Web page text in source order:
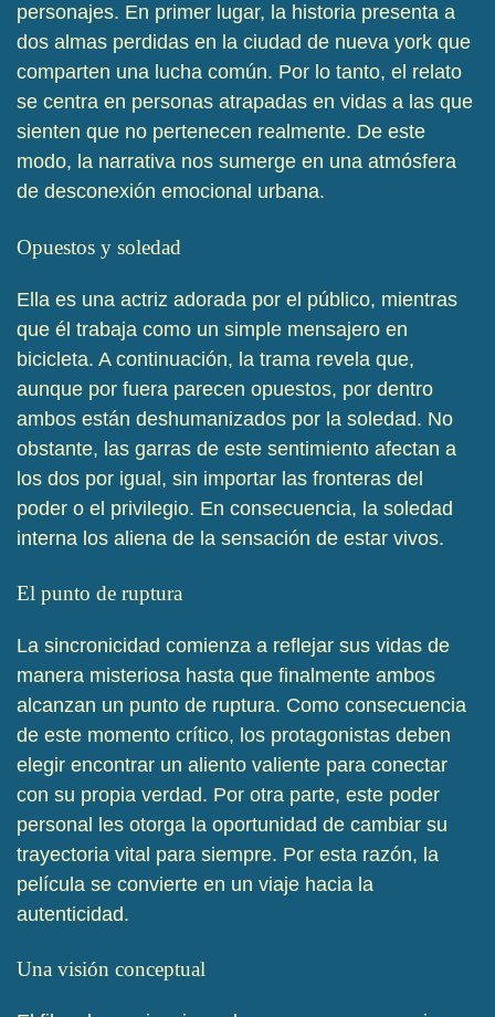
personajes. En primer lugar, la historia presenta a
dos almas perdidas en la ciudad de nueva york que
comparten una lucha común. Por lo tanto, el relato
se centra en personas atrapadas en vidas a las que
sienten que no pertenecen realmente. De este
modo, la narrativa nos sumerge en una atmósfera
de desconexión emocional urbana.
Opuestos y soledad
Ella es una actriz adorada por el público, mientras
que él trabaja como un simple mensajero en
bicicleta. A continuación, la trama revela que,
aunque por fuera parecen opuestos, por dentro
ambos están deshumanizados por la soledad. No
obstante, las garras de este sentimiento afectan a
los dos por igual, sin importar las fronteras del
poder o el privilegio. En consecuencia, la soledad
interna los aliena de la sensación de estar vivos.
El punto de ruptura
La sincronicidad comienza a reflejar sus vidas de
manera misteriosa hasta que finalmente ambos
alcanzan un punto de ruptura. Como consecuencia
de este momento crítico, los protagonistas deben
elegir encontrar un aliento valiente para conectar
con su propia verdad. Por otra parte, este poder
personal les otorga la oportunidad de cambiar su
trayectoria vital para siempre. Por esta razón, la
película se convierte en un viaje hacia la
autenticidad.
Una visión conceptual